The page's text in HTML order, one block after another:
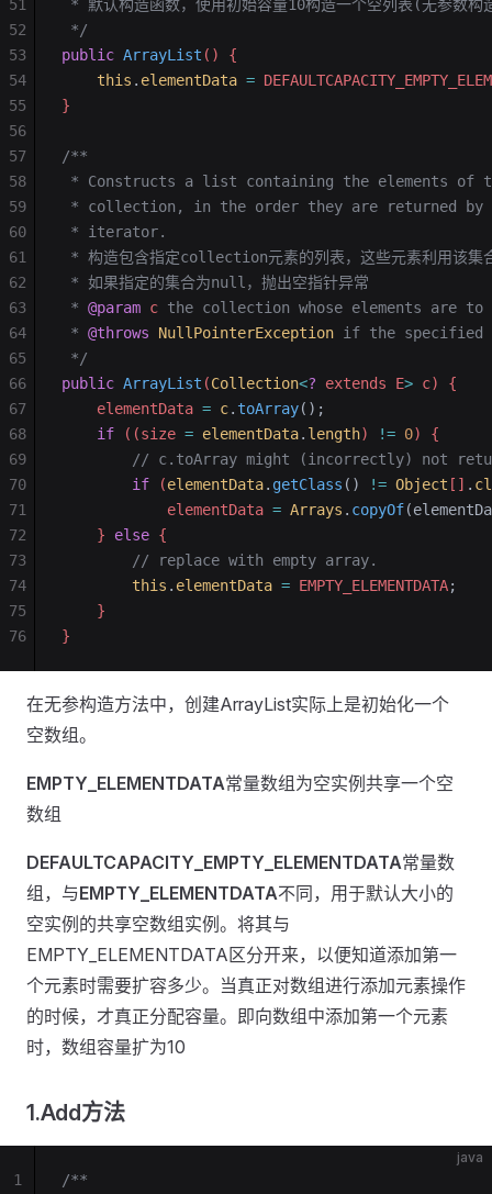
* 默认构造函数，使用初始容量10构造一个空列表(无参数构
*/
public ArrayList () {
    this
. elementData =
}
/**
* Constructs a list containing the elements of
* collection, in the order they are returned
* iterator.
* 构造包含指定collection元素的列表，这些元素利用该集
* 如果指定的集合为null，抛出空指针异常
* @param c the collection whose elements are
* @throws NullPointerException if the
*/
public ArrayList (Collection<? extends E> c) {
    elementData
= c.toArray();
    if
((size = elementData. length) != 0) {
// c.toArray might (incorrectly) not
        if
(elementData. getClass () != Object [] .
            elementData
= Arrays . copyOf
    }
else {
        // replace with empty array.
        this
. elementData = EMPTY_ELEMENTDATA;
    }
}
51
52
53
54
55
56
57
58
59
60
61
62
63
64
65
66
67
68
69
70
71
72
73
74
75
76
在无参构造方法中，创建ArrayList实际上是初始化一个
空数组。
EMPTY_ELEMENTDATA常量数组为空实例共享一个空
数组
DEFAULTCAPACITY_EMPTY_ELEMENTDATA常量数
组，与EMPTY_ELEMENTDATA不同，用于默认大小的
空实例的共享空数组实例。将其与
EMPTY_ELEMENTDATA区分开来，以便知道添加第一
个元素时需要扩容多少。当真正对数组进行添加元素操作
的时候，才真正分配容量。即向数组中添加第一个元素
时，数组容量扩为10
1.Add方法
java
/**
1